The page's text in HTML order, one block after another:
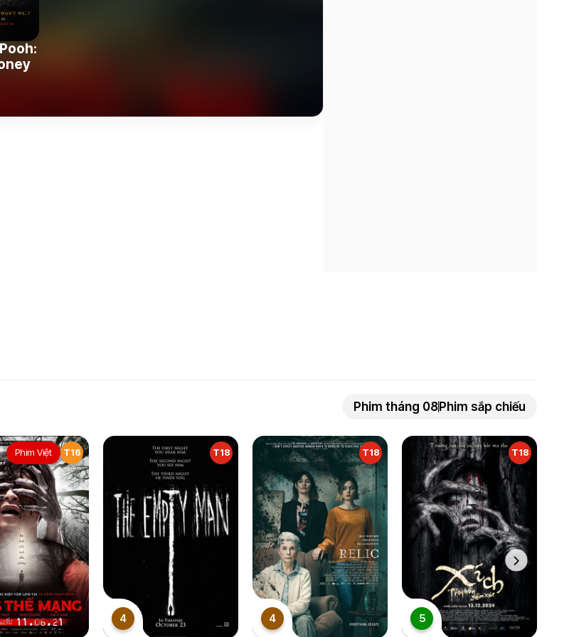
Phim tháng 08Phim sắp chiếu
Phim Việt T16 T18
4
T18
4
T18
5